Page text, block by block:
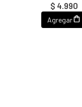
$ 4.990
Agregar